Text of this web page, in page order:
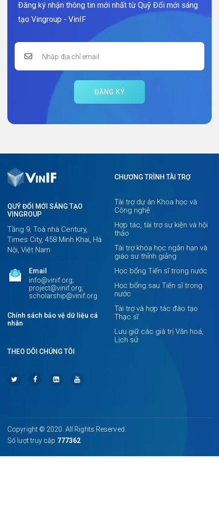
Đăng ký nhận thông tin mới nhất từ Quỹ Đổi mới sáng
tạo Vingroup - VinIF
ĐĂNG KÝ
QUỸ ĐỔI MỚI SÁNG TẠO
VINGROUP
Tầng 9, Toà nhà Century,
Times City, 458 Minh Khai, Hà
Nội, Việt Nam
Email
info@vinif.org;
project@vinif.org;
scholarship@vinif.org
Chính sách bảo vệ dữ liệu cá
nhân
CHƯƠNG TRÌNH TÀI TRỢ
Tài trợ dự án Khoa học và
Công nghệ
Hợp tác, tài trợ sự kiện và hội
thảo
Tài trợ khóa học ngắn hạn và
giáo sư thỉnh giảng
Học bổng Tiến sĩ trong nước
Học bổng sau Tiến sĩ trong
nước
Tài trợ và hợp tác đào tạo
Thạc sĩ
Lưu giữ các giá trị Văn hoá,
Lịch sử
THEO DÕI CHÚNG TÔI
Copyright © 2020. All Rights Reserved.
Số lượt truy cập 777362